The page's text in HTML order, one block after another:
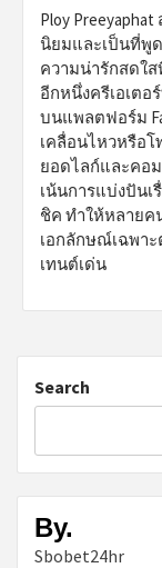
Ploy
นิยมและเป็นที่พู
ความน่ารักสดใ
อีกหนึ่งครีเอเต
บนแพลตฟอร์ม
เคลื่อนไหวหรือ
ยอดไลก์และคอ
เน้นการแบ่งปัน
ชิค ทำให้หลายค
เอกลักษณ์เฉพา
เทนต์เด่น
Search
By.
Sbobet24hr